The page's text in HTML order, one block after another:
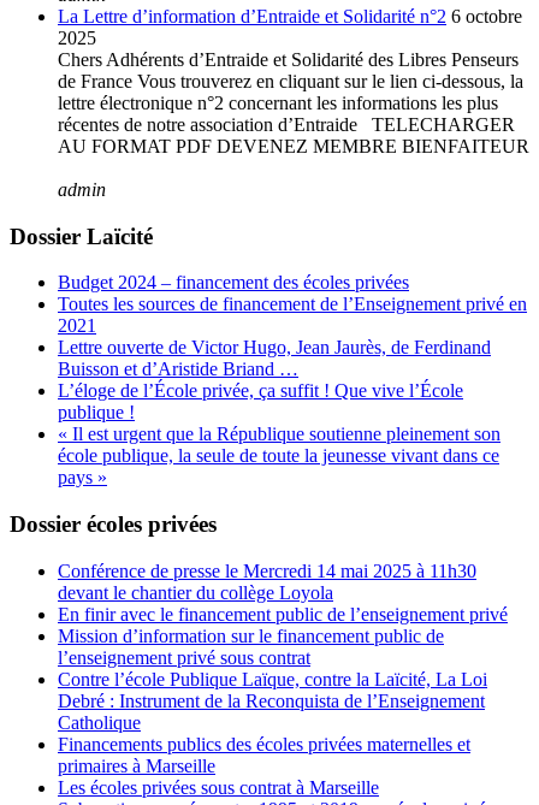
La Lettre d’information d’Entraide et Solidarité n°2 6 octobre
2025
Chers Adhérents d’Entraide et Solidarité des Libres Penseurs
de France Vous trouverez en cliquant sur le lien ci-dessous, la
lettre électronique n°2 concernant les informations les plus
récentes de notre association d’Entraide TELECHARGER
AU FORMAT PDF DEVENEZ MEMBRE BIENFAITEUR
admin
Dossier Laïcité
Budget 2024 – financement des écoles privées
Toutes les sources de financement de l’Enseignement privé en
2021
Lettre ouverte de Victor Hugo, Jean Jaurès, de Ferdinand
Buisson et d’Aristide Briand …
L’éloge de l’École privée, ça suffit ! Que vive l’École
publique !
« Il est urgent que la République soutienne pleinement son
école publique, la seule de toute la jeunesse vivant dans ce
pays »
Dossier écoles privées
Conférence de presse le Mercredi 14 mai 2025 à 11h30
devant le chantier du collège Loyola
En finir avec le financement public de l’enseignement privé
Mission d’information sur le financement public de
l’enseignement privé sous contrat
Contre l’école Publique Laïque, contre la Laïcité, La Loi
Debré : Instrument de la Reconquista de l’Enseignement
Catholique
Financements publics des écoles privées maternelles et
primaires à Marseille
Les écoles privées sous contrat à Marseille